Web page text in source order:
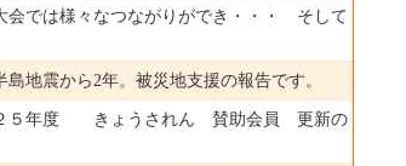
では様々なつながりができ・・・ そして
地震から2年。被災地支援の報告です。
５年度 きょうされん 賛助会員 更新の